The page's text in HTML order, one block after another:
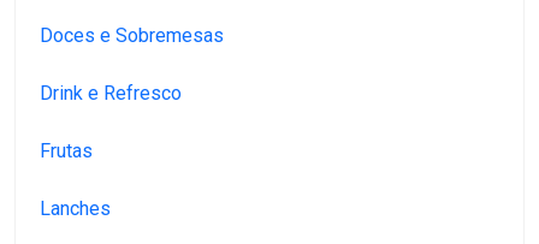
Doces e Sobremesas
Drink e Refresco
Frutas
Lanches